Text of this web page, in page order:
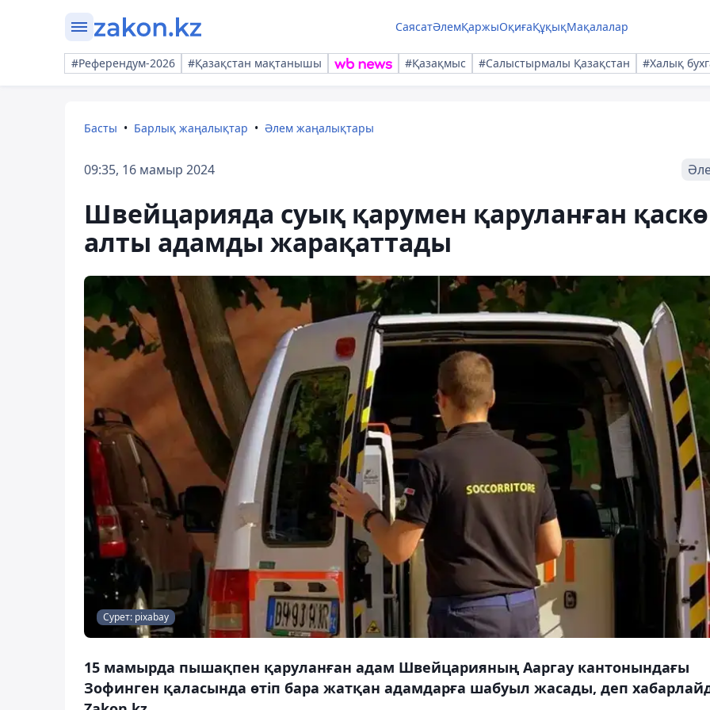
СаясатӘлемҚаржыОқиғаҚұқықМақалалар
#Референдум-2026 #Қазақстан мақтанышы #Қазақмыс #Салыстырмалы Қазақстан #Халық
Басты Барлық жаңалықтар Әлем жаңалықтары
09:35, 16 мамыр 2024
Швейцарияда суық қарумен қаруланған
алты адамды жарақаттады
Сурет: pixabay
15 мамырда пышақпен қаруланған адам Швейцарияның Ааргау кантонындағы
Зофинген қаласында өтіп бара жатқан адамдарға шабуыл жасады, деп